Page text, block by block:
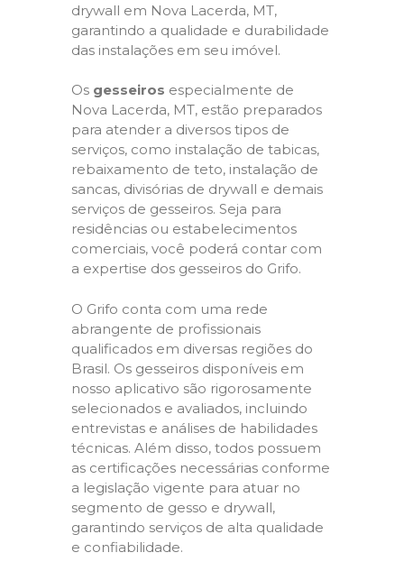
drywall em Nova Lacerda, MT,
garantindo a qualidade e durabilidade
das instalações em seu imóvel.
Os gesseiros especialmente de
Nova Lacerda, MT, estão preparados
para atender a diversos tipos de
serviços, como instalação de tabicas,
rebaixamento de teto, instalação de
sancas, divisórias de drywall e demais
serviços de gesseiros. Seja para
residências ou estabelecimentos
comerciais, você poderá contar com
a expertise dos gesseiros do Grifo.
O Grifo conta com uma rede
abrangente de profissionais
qualificados em diversas regiões do
Brasil. Os gesseiros disponíveis em
nosso aplicativo são rigorosamente
selecionados e avaliados, incluindo
entrevistas e análises de habilidades
técnicas. Além disso, todos possuem
as certificações necessárias conforme
a legislação vigente para atuar no
segmento de gesso e drywall,
garantindo serviços de alta qualidade
e confiabilidade.